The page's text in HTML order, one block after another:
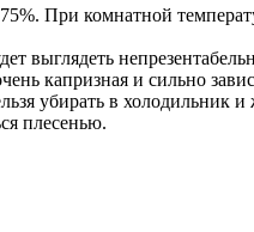
При комнатной
капризная и сильно
убирать в холодильник
плесенью.